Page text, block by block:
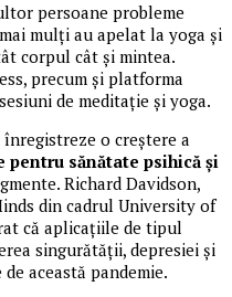
persoane probleme
mulți au apelat la yoga și
corpul cât și mintea.
precum și platforma
de meditație și yoga.
înregistreze o creștere a
sănătate psihică și
Richard Davidson,
din cadrul University of
că aplicațiile de tipul
singurătății, depresiei și
această pandemie.